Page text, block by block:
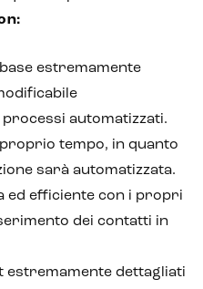
estremamente
automatizzati.
tempo, in quanto
sarà automatizzata.
ed efficiente con i propri
dei contatti in
estremamente dettagliati